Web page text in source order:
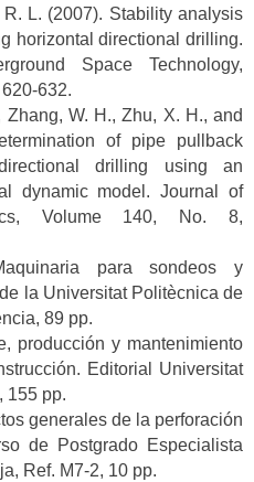
L. (2007). Stability analysis
horizontal directional drilling.
Space Technology,
632.
W. H., Zhu, X. H., and
of pipe pullback
drilling using an
dynamic model. Journal of
Volume 140, No. 8,
para sondeos y
la Universitat Politècnica de
89 pp.
producción y mantenimiento
Editorial Universitat
155 pp.
generales de la perforación
de Postgrado Especialista
Ref. M7-2, 10 pp.